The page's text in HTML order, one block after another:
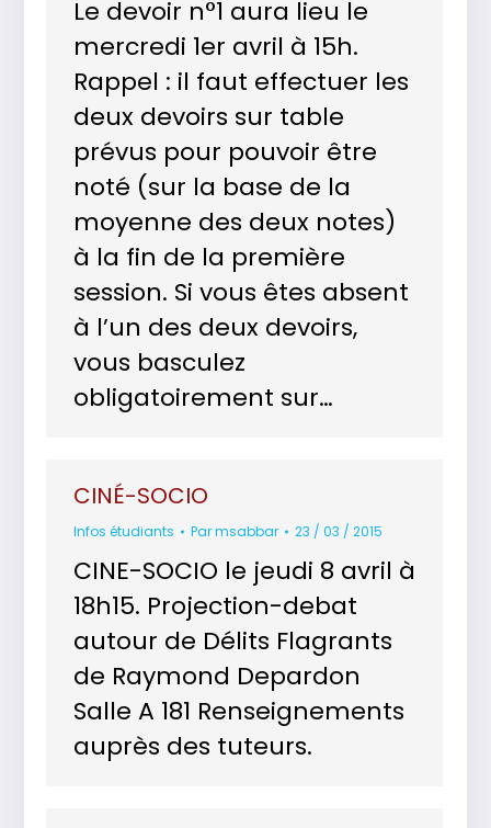
Le devoir n°1 aura lieu le
mercredi 1er avril à 15h.
Rappel : il faut effectuer les
deux devoirs sur table
prévus pour pouvoir être
noté (sur la base de la
moyenne des deux notes)
à la fin de la première
session. Si vous êtes absent
à l’un des deux devoirs,
vous basculez
obligatoirement sur…
CINÉ-SOCIO
Infos étudiants Parmsabbar 23 / 03 / 2015
CINE-SOCIO le jeudi 8 avril à
18h15. Projection-debat
autour de Délits Flagrants
de Raymond Depardon
Salle A 181 Renseignements
auprès des tuteurs.